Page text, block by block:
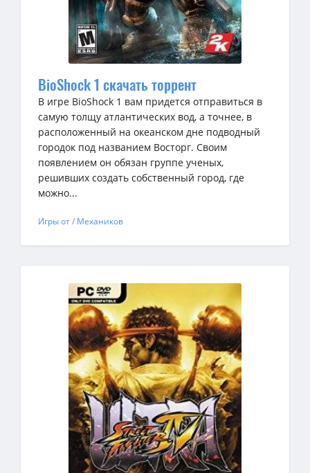
BioShock 1 скачать торрент
В игре BioShock 1 вам придется отправиться в
самую толщу атлантических вод, а точнее, в
расположенный на океанском дне подводный
городок под названием Восторг. Своим
появлением он обязан группе ученых,
решивших создать собственный город, где
можно...
Игры от / Механиков